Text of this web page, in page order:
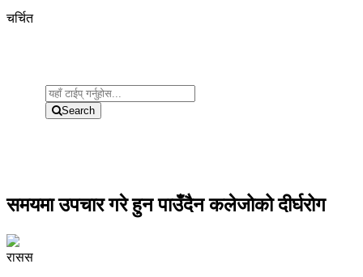
चर्चित
Search
समयमा उपचार गरे हुन पाउँदैन कलेजोको दीर्घरोग
रासस